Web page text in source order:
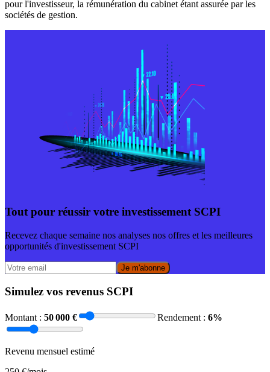
pour l'investisseur, la rémunération du cabinet étant assurée par les
sociétés de gestion.
Tout pour réussir votre investissement SCPI
Recevez chaque semaine nos analyses nos offres et les meilleures
opportunités d'investissement SCPI
Je m'abonne
Simulez vos revenus SCPI
Montant : 50 000 € Rendement : 6%
Revenu mensuel estimé